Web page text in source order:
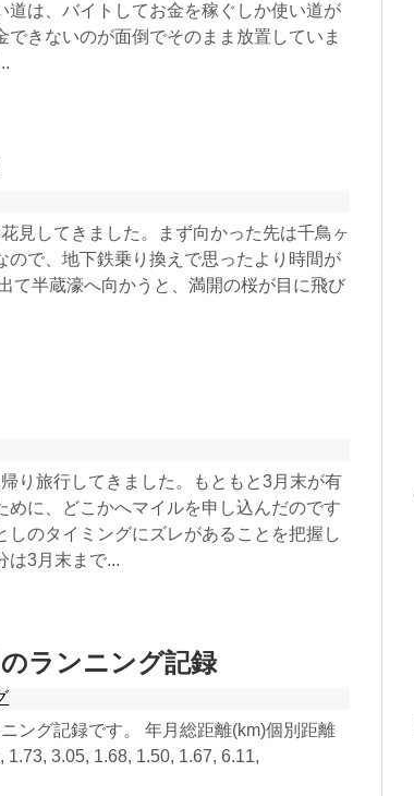
道は、バイトしてお金を稼ぐしか使い道が
できないのが面倒でそのまま放置していま
見してきました。まず向かった先は千鳥ヶ
ので、地下鉄乗り換えで思ったより時間が
て半蔵濠へ向かうと、満開の桜が目に飛び
り旅行してきました。もともと3月末が有
めに、どこかへマイルを申し込んだのです
しのタイミングにズレがあることを把握し
は3月末まで...
ランニング記録
ング記録です。 年月総距離(km)個別距離
3.05, 1.68, 1.50, 1.67, 6.11,